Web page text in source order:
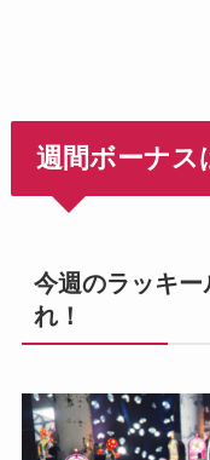
週間ボーナス
今週のラッキー
れ！